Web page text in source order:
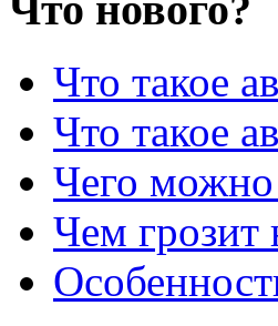
Что такое
Что такое
Чего можно
Чем грозит